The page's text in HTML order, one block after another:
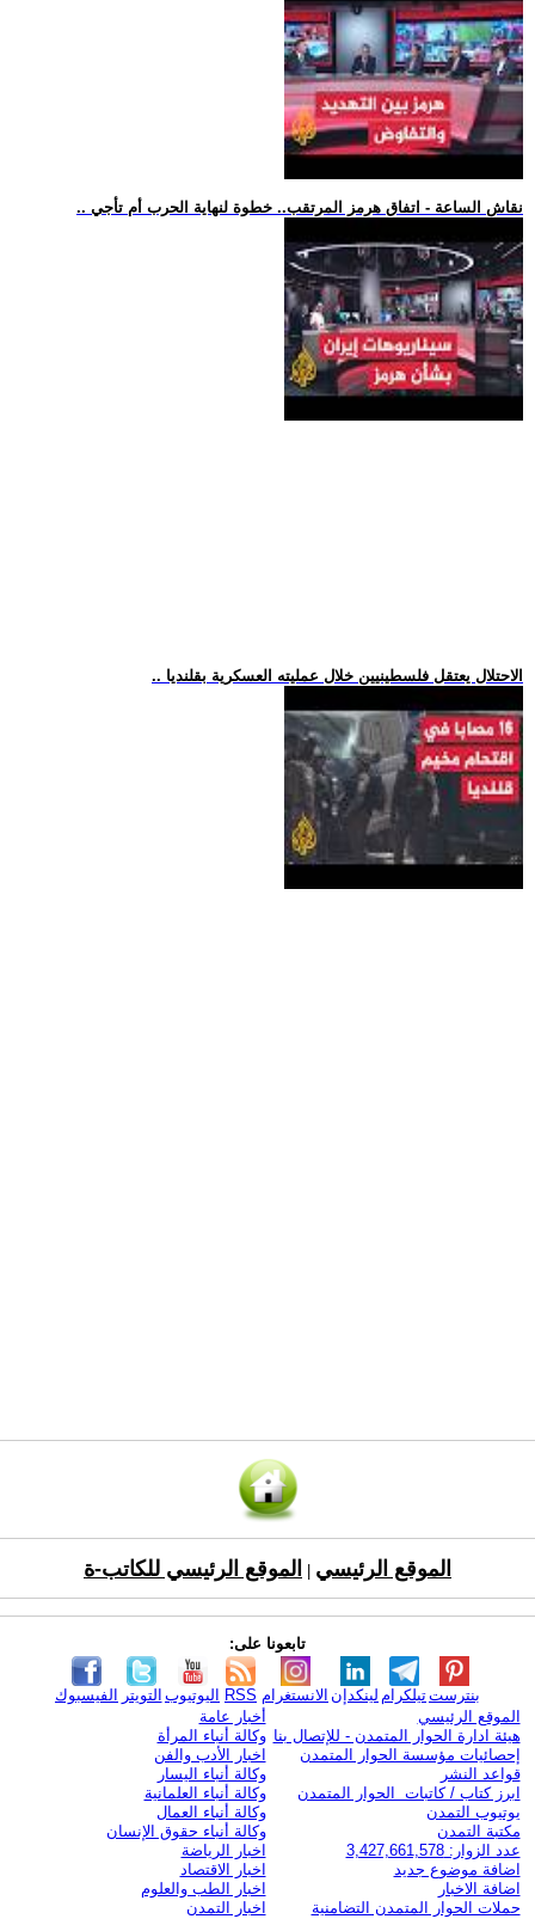
.. نقاش الساعة - اتفاق هرمز المرتقب.. خطوة لنهاية الحرب أم تأجي
.. الاحتلال يعتقل فلسطينيين خلال عمليته العسكرية بقلنديا
الموقع الرئيسي الموقع الرئيسي للكاتب-ة
تابعونا على:
الفيسبوك التويتر اليوتيوب RSS الانستغرام لينكدإن تيلكرامبنترست
الموقع الرئيسي
هيئة ادارة الحوار المتمدن - للإتصال بنا
إحصائيات مؤسسة الحوار المتمدن
قواعد النشر
ابرز كتاب / كاتبات الحوار المتمدن
يوتيوب التمدن
مكتبة التمدن
عدد الزوار: 3,427,661,578
اضافة موضوع جديد
اضافة الاخبار
حملات الحوار المتمدن التضامنية
أخبار عامة
وكالة أنباء المرأة
اخبار الأدب والفن
وكالة أنباء اليسار
وكالة أنباء العلمانية
وكالة أنباء العمال
وكالة أنباء حقوق الإنسان
اخبار الرياضة
اخبار الاقتصاد
اخبار الطب والعلوم
اخبار التمدن